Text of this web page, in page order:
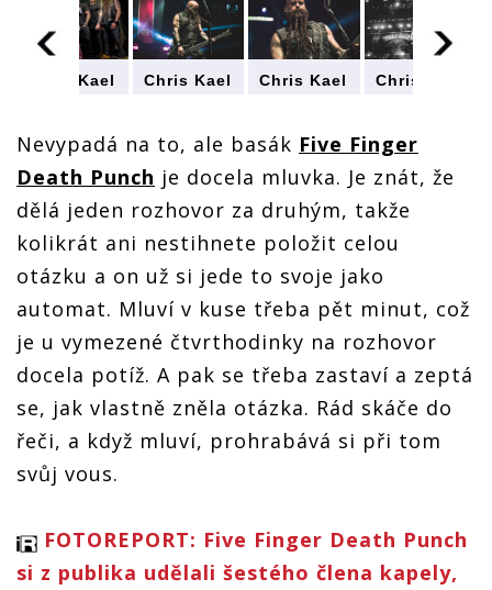
Chris Kael
Death
Punch)
interview:
Teď už
žiju jenom
stylem
milkshaky
Chris Kael
Death
Punch)
interview:
Teď už
žiju jenom
stylem
milkshaky
a proteiny
Chris Kael
Death
Punch)
interview:
Teď už
žiju jenom
stylem
sex,
milkshaky
a proteiny
Chris Kael
Death
Punch)
interview:
Teď už
žiju jenom
stylem
milkshaky
a proteiny
Nevypadá na to, ale basák Five Finger
Death Punch je docela mluvka. Je znát, že
dělá jeden rozhovor za druhým, takže
kolikrát ani nestihnete položit celou
otázku a on už si jede to svoje jako
automat. Mluví v kuse třeba pět minut, což
je u vymezené čtvrthodinky na rozhovor
docela potíž. A pak se třeba zastaví a zeptá
se, jak vlastně zněla otázka. Rád skáče do
řeči, a když mluví, prohrabává si při tom
svůj vous.
FOTOREPORT: Five Finger Death Punch
si z publika udělali šestého člena kapely,